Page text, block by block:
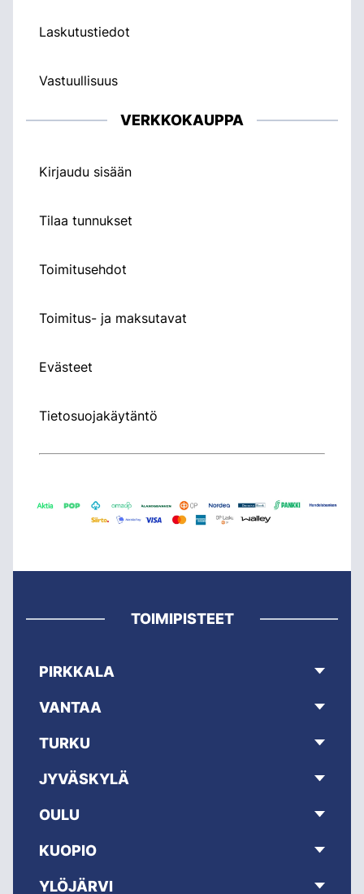
Laskutustiedot
Vastuullisuus
VERKKOKAUPPA
Kirjaudu sisään
Tilaa tunnukset
Toimitusehdot
Toimitus- ja maksutavat
Evästeet
Tietosuojakäytäntö
TOIMIPISTEET
PIRKKALA
VANTAA
TURKU
JYVÄSKYLÄ
OULU
KUOPIO
YLÖJÄRVI